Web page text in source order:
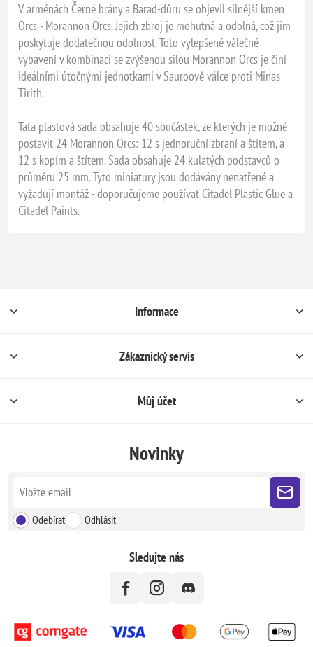
V arménách Černé brány a Barad-dûru se objevil silnější kmen
Orcs - Morannon Orcs. Jejich zbroj je mohutná a odolná, což jim
poskytuje dodatečnou odolnost. Toto vylepšené válečné
vybavení v kombinaci se zvýšenou silou Morannon Orcs je činí
ideálními útočnými jednotkami v Sauroově válce proti Minas
Tirith.
Tata plastová sada obsahuje 40 součástek, ze kterých je možné
postavit 24 Morannon Orcs: 12 s jednoruční zbraní a štítem, a
12 s kopím a štítem. Sada obsahuje 24 kulatých podstavců o
průměru 25 mm. Tyto miniatury jsou dodávány nenatřené a
vyžadují montáž - doporučujeme používat Citadel Plastic Glue a
Citadel Paints.
Informace
Zákaznický servis
Můj účet
Novinky
Odebírat Odhlásit
Sledujte nás